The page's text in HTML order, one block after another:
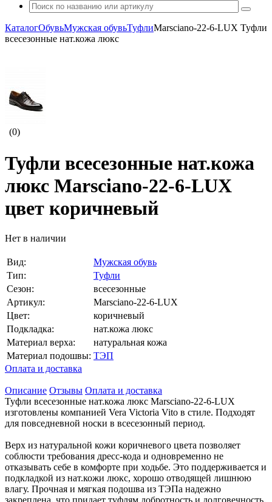
КаталогОбувьМужская обувьТуфлиMarsciano-22-6-LUX Туфли
всесезонные нат.кожа люкс
(0)
Туфли всесезонные нат.кожа
люкс Marsciano-22-6-LUX
цвет коричневый
Нет в наличии
Вид:
Мужская обувь
Тип:
Туфли
Сезон:
всесезонные
Артикул:
Marsciano-22-6-LUX
Цвет:
коричневый
Подкладка:
нат.кожа люкс
Материал верха:
натуральная кожа
Материал подошвы: ТЭП
Оплата и доставка
Описание Отзывы Оплата и доставка
Туфли всесезонные нат.кожа люкс Marsciano-22-6-LUX
изготовлены компанией Vera Victoria Vito в стиле. Подходят
для повседневной носки в всесезонный период.
Верх из натуральной кожи коричневого цвета позволяет
соблюсти требования дресс-кода и одновременно не
отказывать себе в комфорте при ходьбе. Это поддерживается и
подкладкой из нат.кожи люкс, хорошо отводящей лишнюю
влагу. Прочная и мягкая подошва из ТЭПа надежно
закреплена, что придает туфлям добротность и долговечность.